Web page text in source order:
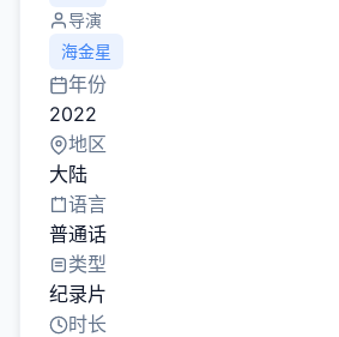
导演
海金星
年份
2022
地区
大陆
语言
普通话
类型
纪录片
时长